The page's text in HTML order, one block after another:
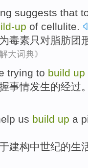
suggests that
up of cellulite.
毒素只 对脂肪团
大词典》
trying to build up
事情发生的经过
us build up a
建构中世纪的生